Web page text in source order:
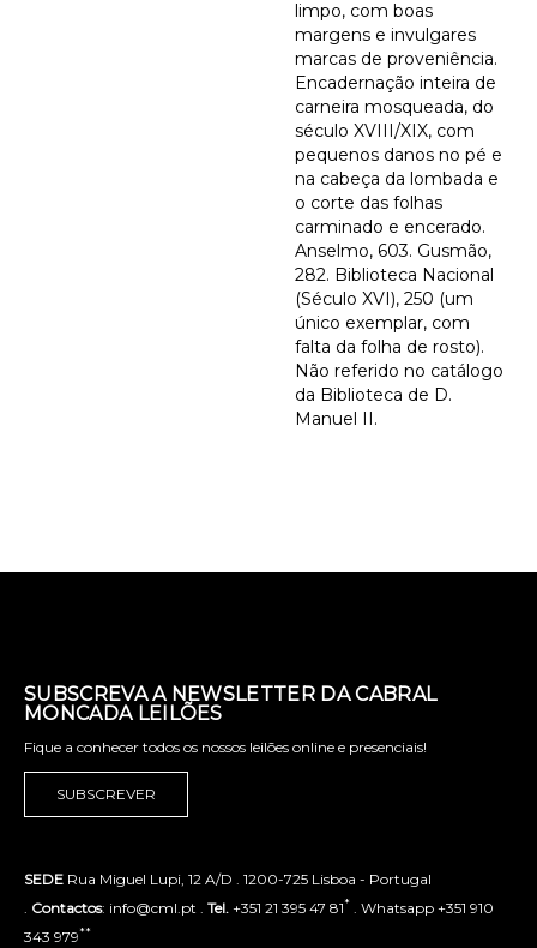
limpo, com boas
margens e invulgares
marcas de proveniência.
Encadernação inteira de
carneira mosqueada, do
século XVIII/XIX, com
pequenos danos no pé e
na cabeça da lombada e
o corte das folhas
carminado e encerado.
Anselmo, 603. Gusmão,
282. Biblioteca Nacional
(Século XVI), 250 (um
único exemplar, com
falta da folha de rosto).
Não referido no catálogo
da Biblioteca de D.
Manuel II.
SUBSCREVA A NEWSLETTER DA CABRAL
MONCADA LEILÕES
Fique a conhecer todos os nossos leilões online e presenciais!
SUBSCREVER
SEDE Rua Miguel Lupi, 12 A/D . 1200-725 Lisboa - Portugal
Contactos: info@cml.pt . Tel. +351 21 395 47 81* . Whatsapp +351 910
343 979**